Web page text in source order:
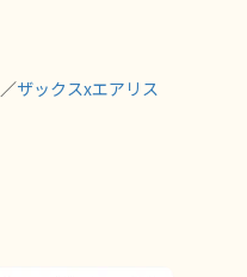
／ザックスxエアリス